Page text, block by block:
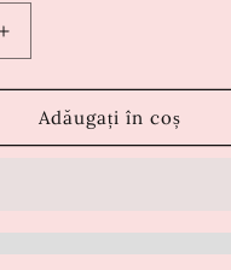
Creșteți
cantitatea
pentru
Rochie
Stancy
Adăugați în coș